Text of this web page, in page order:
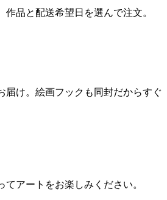
作品と配送希望日を選んで注文。
届け。絵画フックも同封だからすぐ
てアートをお楽しみください。